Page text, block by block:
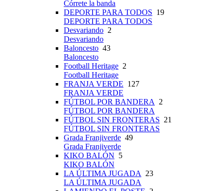
Córrete la banda
DEPORTE PARA TODOS 19
DEPORTE PARA TODOS
Desvariando 2
Desvariando
Baloncesto 43
Baloncesto
Football Heritage 2
Football Heritage
FRANJA VERDE 127
FRANJA VERDE
FÚTBOL POR BANDERA
2
FÚTBOL POR BANDERA
FÚTBOL SIN FRONTERAS 21
FÚTBOL SIN FRONTERAS
Grada Franjiverde 49
Grada Franjiverde
KIKO BALÓN 5
KIKO BALÓN
LA ÚLTIMA JUGADA
23
LA ÚLTIMA JUGADA